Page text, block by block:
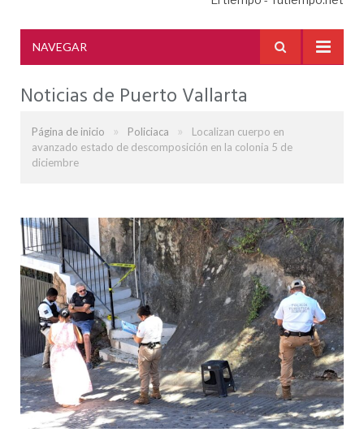
NAVEGAR
Noticias de Puerto Vallarta
Página de inicio » Policiaca »
Localizan cuerpo en
avanzado estado de descomposición en la colonia 5 de
diciembre